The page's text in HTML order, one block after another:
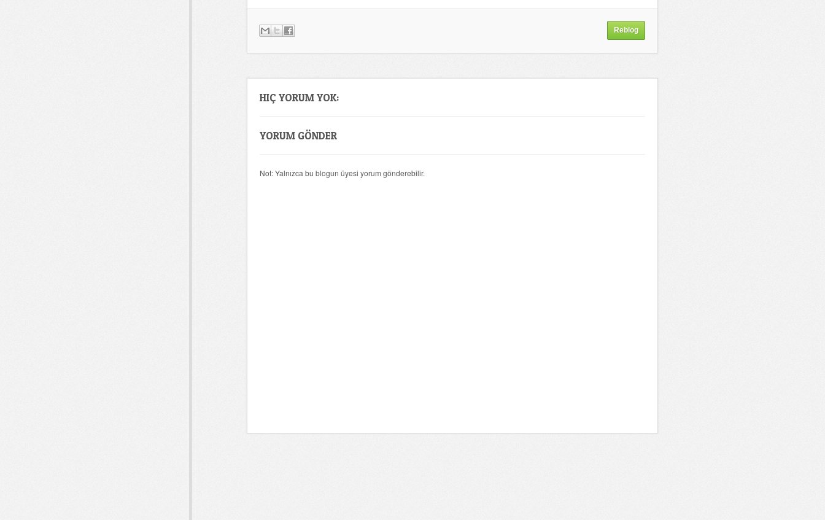
Reblog
HIÇ YORUM YOK:
YORUM GÖNDER
Not: Yalnızca bu blogun üyesi yorum gönderebilir.